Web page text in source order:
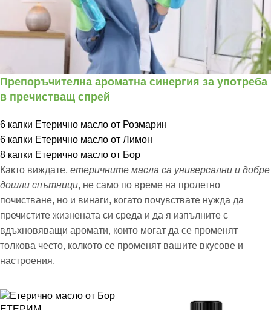
Препоръчителна ароматна синергия за употреба
в пречистващ спрей
6 капки Етерично масло от Розмарин
6 капки Етерично масло от Лимон
8 капки Етерично масло от Бор
Както виждате, етеричните масла са универсални и добре
дошли спътници, не само по време на пролетно
почистване, но и винаги, когато почувствате нужда да
пречистите жизнената си среда и да я изпълните с
вдъхновяващи аромати, които могат да се променят
толкова често, колкото се променят вашите вкусове и
настроения.